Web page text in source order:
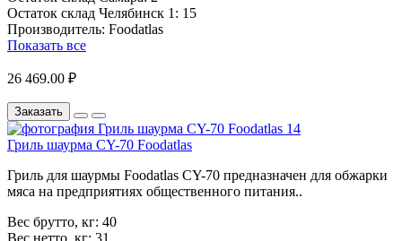
Остаток склад Челябинск 1: 15
Производитель: Foodatlas
Показать все
26 469.00 ₽
Заказать
Гриль шаурма CY-70 Foodatlas
Гриль для шаурмы Foodatlas CY-70 предназначен для обжарки
мяса на предприятиях общественного питания..
Вес брутто, кг: 40
Вес нетто, кг: 31